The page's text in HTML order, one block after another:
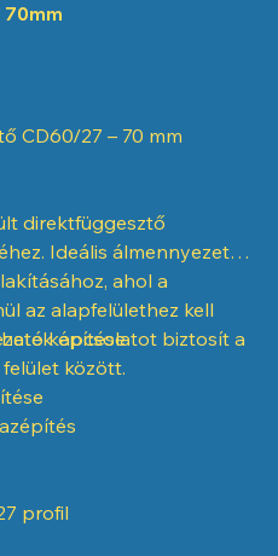
CD60/27 – 70 mm
direktfüggesztő
Ideális álmennyezeti
ahol a
az alapfelülethez kell
kapcsolatot biztosít a
között.
építése
profil